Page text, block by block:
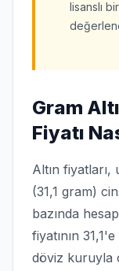
lisanslı
Gram
Fiyatı
Altın
(31,1 gram)
bazında
fiyatının
döviz kuruyla